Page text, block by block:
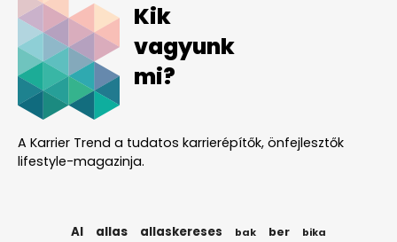
Kik
vagyunk
mi?
A Karrier Trend a tudatos karrierépítők, önfejlesztők
lifestyle-magazinja.
AI allas allaskereses bak ber bika